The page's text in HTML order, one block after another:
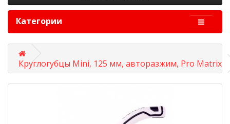
Категории
Круглогубцы Mini, 125 мм, авторазжим, Pro Matrix